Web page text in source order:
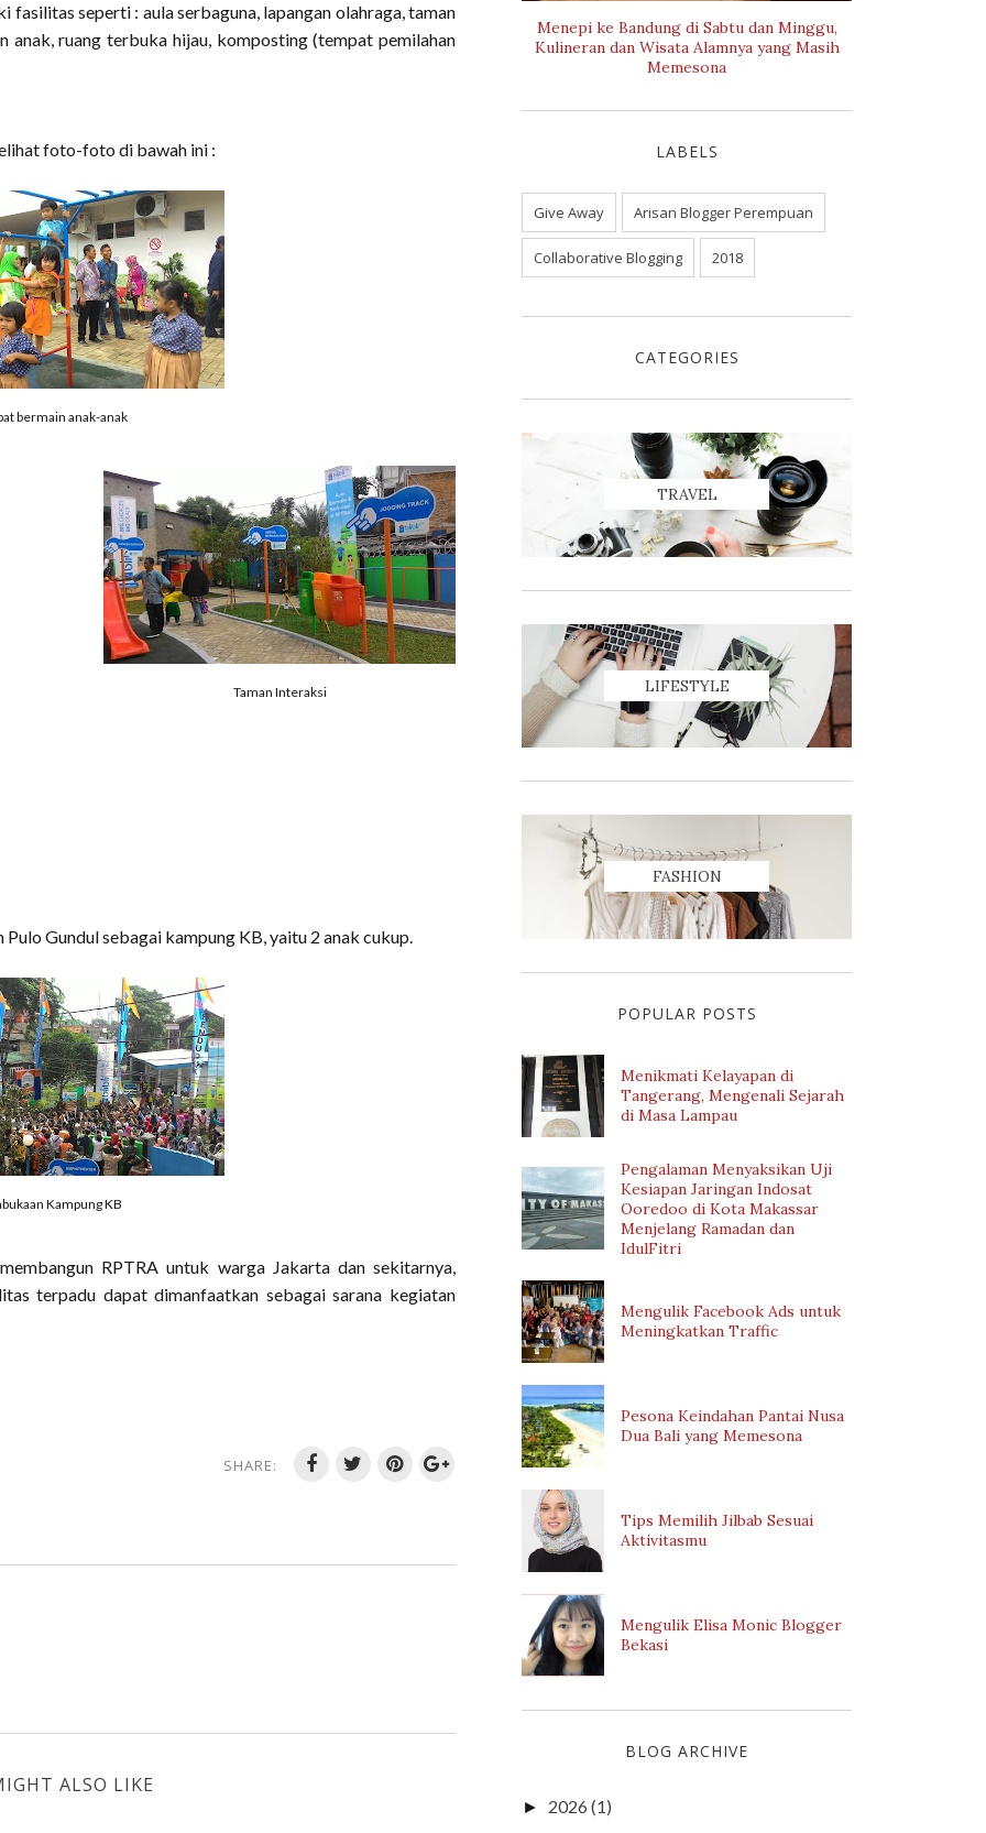
fasilitas seperti : aula serbaguna, lapangan olahraga, taman
anak, ruang terbuka hijau, komposting (tempat pemilahan
foto-foto di bawah ini :
bermain anak-anak
Taman Interaksi
Gundul sebagai kampung KB, yaitu 2 anak cukup.
Kampung KB
RPTRA untuk warga Jakarta dan sekitarnya,
terpadu dapat dimanfaatkan sebagai sarana kegiatan
SHARE:
ALSO LIKE
Menepi ke Bandung di Sabtu dan Minggu,
Kulineran dan Wisata Alamnya yang Masih
Memesona
LABELS
Give Away Arisan Blogger Perempuan
Collaborative Blogging 2018
CATEGORIES
TRAVEL
LIFESTYLE
FASHION
POPULAR POSTS
Menikmati Kelayapan di
Tangerang, Mengenali Sejarah
di Masa Lampau
Pengalaman Menyaksikan Uji
Kesiapan Jaringan Indosat
Ooredoo di Kota Makassar
Menjelang Ramadan dan
IdulFitri
Mengulik Facebook Ads untuk
Meningkatkan Traffic
Pesona Keindahan Pantai Nusa
Dua Bali yang Memesona
Tips Memilih Jilbab Sesuai
Aktivitasmu
Mengulik Elisa Monic Blogger
Bekasi
BLOG ARCHIVE
► 2026 (1)